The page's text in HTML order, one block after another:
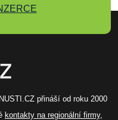
přináší od roku 2000
kontakty na regionální firmy,